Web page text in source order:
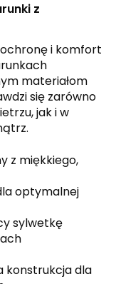
z
i komfort
materiałom
się zarówno
jak i w
z miękkiego,
optymalnej
sylwetkę
konstrukcja dla